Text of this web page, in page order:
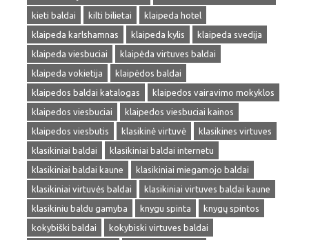
kieti baldai
kilti bilietai
klaipeda hotel
klaipeda karlshamnas
klaipeda kylis
klaipeda svedija
klaipeda viesbuciai
klaipėda virtuves baldai
klaipeda vokietija
klaipėdos baldai
klaipedos baldai katalogas
klaipedos vairavimo mokyklos
klaipedos viesbuciai
klaipedos viesbuciai kainos
klaipedos viesbutis
klasikinė virtuvė
klasikines virtuves
klasikiniai baldai
klasikiniai baldai internetu
klasikiniai baldai kaune
klasikiniai miegamojo baldai
klasikiniai virtuvės baldai
klasikiniai virtuves baldai kaune
klasikiniu baldu gamyba
knygu spinta
knygų spintos
kokybiški baldai
kokybiski virtuves baldai